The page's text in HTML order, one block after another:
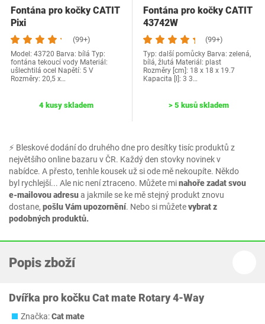
⚡ Bleskové dodání do druhého dne pro desítky tisíc produktů z
největšího online bazaru v ČR. Každý den stovky novinek v
nabídce. A přesto, tenhle kousek už si ode mě nekoupíte. Někdo
byl rychlejší... Ale nic není ztraceno. Můžete minahoře zadat svou
e-mailovou adresua jakmile se ke mě stejný produkt znovu
dostane, pošlu Vám upozornění. Nebo si můžetevybrat z
podobných produktů.
Fontána pro kočky CATIT
Pixi
(99+)
Model: ‎43720 Barva: bílá Typ:
fontána tekoucí vody Materiál:
ušlechtilá ocel Napětí: 5 V
Rozměry: ‎20,5 x…
4 kusy skladem
Fontána pro kočky CATIT
43742W
(99+)
Typ: další pomůcky Barva: zelená,
bílá, žlutá Materiál: plast
Rozměry [cm]: 18 x 18 x 19.7
Kapacita [l]: 3 3…
> 5 kusů skladem
Popis zboží
Dvířka pro kočku Cat mate Rotary 4-Way
Značka:Cat mate